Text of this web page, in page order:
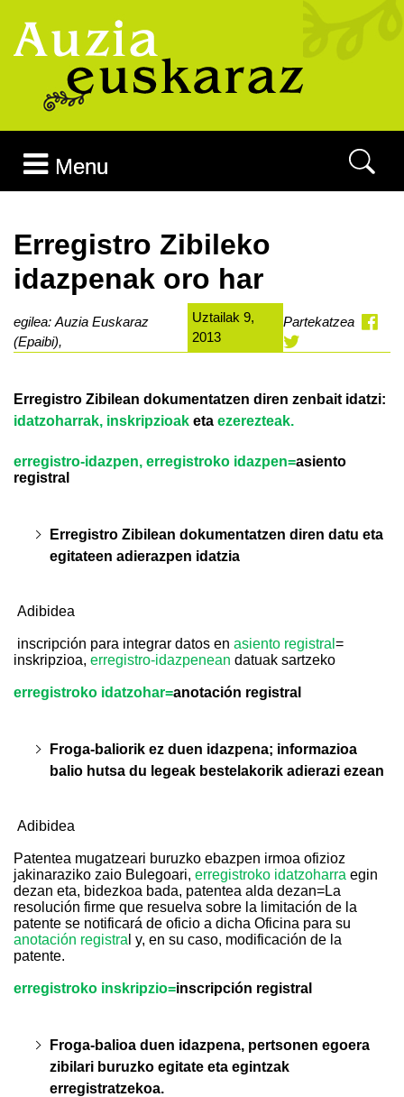
Menu
Erregistro Zibileko
idazpenak oro har
egilea: Auzia Euskaraz
(Epaibi),
Uztailak 9,
2013
Partekatzea
Erregistro Zibilean dokumentatzen diren zenbait idatzi:
idatzoharrak, inskripzioak eta ezerezteak.
erregistro-idazpen, erregistroko idazpen=asiento
registral
Erregistro Zibilean dokumentatzen diren datu eta
egitateen adierazpen idatzia
Adibidea
inscripción para integrar datos en asiento registral =
inskripzioa, erregistro-idazpenean datuak sartzeko
erregistroko idatzohar=anotación registral
Froga-baliorik ez duen idazpena; informazioa
balio hutsa du legeak bestelakorik adierazi ezean
Adibidea
Patentea mugatzeari buruzko ebazpen irmoa ofizioz
jakinaraziko zaio Bulegoari, erregistroko idatzoharra egin
dezan eta, bidezkoa bada, patentea alda dezan=La
resolución firme que resuelva sobre la limitación de la
patente se notificará de oficio a dicha Oficina para su
anotación registra l y, en su caso, modificación de la
patente.
erregistroko inskripzio=inscripción registral
Froga-balioa duen idazpena, pertsonen egoera
zibilari buruzko egitate eta egintzak
erregistratzekoa.